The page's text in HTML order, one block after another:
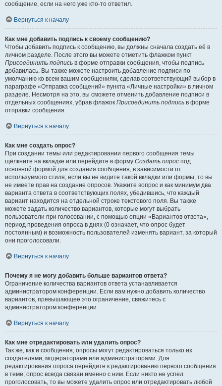
сообщение, если на него уже кто-то ответил.
Вернуться к началу
Как мне добавить подпись к своему сообщению?
Чтобы добавить подпись к сообщению, вы должны сначала создать её в
личном разделе. После этого вы можете отметить флажком пункт
Присоединить подпись в форме отправки сообщения, чтобы подпись
добавилась. Вы также можете настроить добавление подписи по
умолчанию ко всем вашим сообщениям, сделав соответствующий выбор в
параграфе «Отправка сообщений» пункта «Личные настройки» в личном
разделе. Несмотря на это, вы сможете отменить добавление подписи в
отдельных сообщениях, убрав флажок Присоединить подпись в форме
отправки сообщения.
Вернуться к началу
Как мне создать опрос?
При создании темы или редактировании первого сообщения темы
щёлкните на вкладке или перейдите в форму Создать опрос под
основной формой для создания сообщения, в зависимости от
используемого стиля; если вы не видите такой вкладки или формы, то вы
не имеете прав на создание опросов. Укажите вопрос и как минимум два
варианта ответа в соответствующих полях, убедившись, что каждый
вариант находится на отдельной строке текстового поля. Вы также
можете задать количество вариантов, которые могут выбрать
пользователи при голосовании, с помощью опции «Вариантов ответа»,
период проведения опроса в днях (0 означает, что опрос будет
постоянным) и возможность пользователей изменять вариант, за который
они проголосовали.
Вернуться к началу
Почему я не могу добавить больше вариантов ответа?
Ограничение количества вариантов ответа устанавливается
администратором конференции. Если вам нужно добавить количество
вариантов, превышающее это ограничение, свяжитесь с
администратором конференции.
Вернуться к началу
Как мне отредактировать или удалить опрос?
Так же, как и сообщения, опросы могут редактироваться только их
создателями, модераторами или администраторами. Для
редактирования опроса перейдите к редактированию первого сообщения
в теме; опрос всегда связан именно с ним. Если никто не успел
проголосовать, то вы можете удалить опрос или отредактировать любой